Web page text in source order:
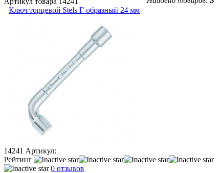
Ключ торцевой Stels Г-образный 24 мм
14241 Артикул:
Рейтинг
0 отзывов